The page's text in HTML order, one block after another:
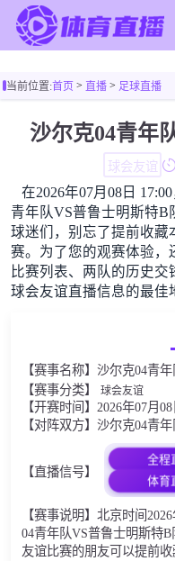
足球直播
篮球直播
足球录像
足球新闻
篮球新闻
当前位置:首页> 直播> 足球直播
沙尔克04青年
球会友谊
在2026年07月08日
青年队VS普鲁士明斯特B
球迷们，别忘了提前收藏
赛。为了您的观赛体验，
比赛列表、两队的历史
球会友谊直播信息的最佳
【赛事名称】沙尔克04青
【赛事分类】 球会友谊
【开赛时间】2026年07月
【对阵双方】沙尔克04青
【直播信号】
全程
体育
【赛事说明】北京时间
04青年队VS普鲁士明斯特
友谊比赛的朋友可以提前